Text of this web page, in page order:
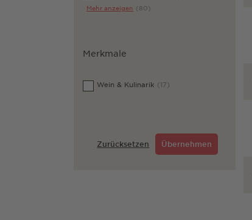
Mehr anzeigen (80)
Merkmale
Wein & Kulinarik (17)
Zurücksetzen Übernehmen